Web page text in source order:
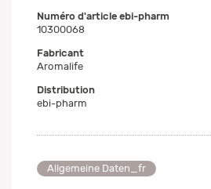
Numéro d'article ebi-pharm
10300068
Fabricant
Aromalife
Distribution
ebi-pharm
Allgemeine Daten_fr